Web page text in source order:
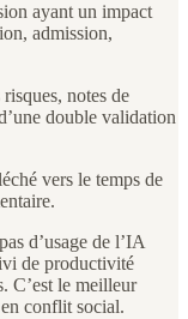
ayant un impact
admission,
notes de
double validation
vers le temps de
d’usage de l’IA
de productivité
C’est le meilleur
conflit social.